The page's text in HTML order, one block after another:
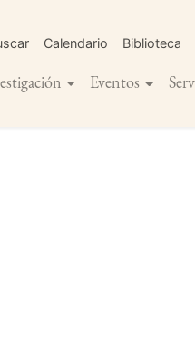
contenido
principal
Calendario Biblioteca
Eventos